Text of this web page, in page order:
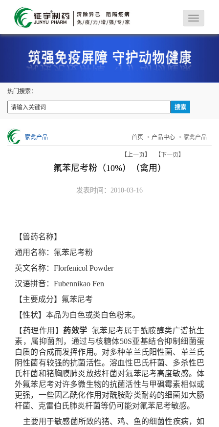
热门搜索：
首页 -> 产品中心 -> 家禽产品
家禽产品
【上一页】 【下一页】
氟苯尼考粉（10%）（禽用）
发表时间：2010-03-16
【兽药名称】
通用名称：氟苯尼考粉
英文名称： Florfenicol Powder
汉语拼音： Fubennikao Fen
【主要成分】氟苯尼考
【性状】本品为白色或类白色粉末。
【药理作用】 药效学
氟苯尼考属于酰胺醇类广谱抗生
素，属抑菌剂， 通过与核糖体50S亚基结合抑制细菌蛋
白质的合成而发挥作用。对多种革兰氏阳性菌、革兰氏
阴性菌有较强的抗菌活性。溶血性巴氏杆菌、多杀性巴
氏杆菌和猪胸膜肺炎放线杆菌对氟苯尼考高度敏感。体
外氟苯尼考对许多微生物的抗菌活性与甲砜霉素相似或
更强，一些因乙酰化作用对酰胺醇类耐药的细菌如大肠
杆菌、克雷伯氏肺炎杆菌等仍可能对氟苯尼考敏感。
主要用于敏感菌所致的猪、鸡、鱼的细菌性疾病，如